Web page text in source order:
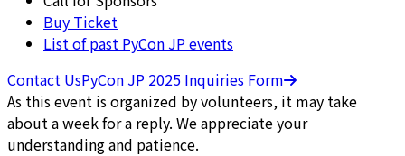
Buy Ticket
List of past PyCon JP events
Contact UsPyCon JP 2025 Inquiries Form
As this event is organized by volunteers, it may take
about a week for a reply. We appreciate your
understanding and patience.